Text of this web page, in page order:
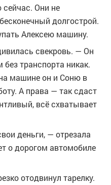
Они не
долгострой.
Алексею машину.
свекровь. — Он
транспорта никак.
машине он и Соню в
А права — так сдаст
всё схватывает
деньги, — отрезала
о дорогом автомобиле
отодвинул тарелку.